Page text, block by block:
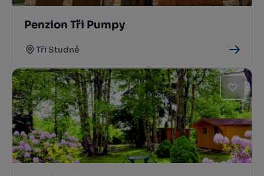
Penzion Tři Pumpy
Tři Studně